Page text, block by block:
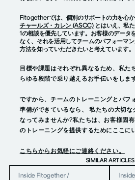
Fitogetherでは、個別のサポートの力を心
チャールズ・カレン (ASCC)とはいえ、私
1の相談を優先しています。お客様のデータ
なく、それを活用してチームのパフォーマ
方法を知っていただきたいと考えています。
目標や課題はそれぞれ異なるため、私た
らゆる段階で乗り越えるお手伝いをしま
ですから、チームのトレーニングとパフ
準備ができているなら、私たちの大切な
なってみませんか?私たちは、お客様固
のトレーニングを提供するためにここに
こちらからお気軽にご連絡ください。
SIMILAR ARTICLES
Inside Fitogether /